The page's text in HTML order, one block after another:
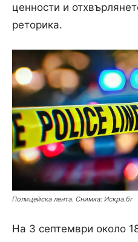
ценности и
реторика.
Полицейска лента. Снимка: Искра.бг
На 3 септември около